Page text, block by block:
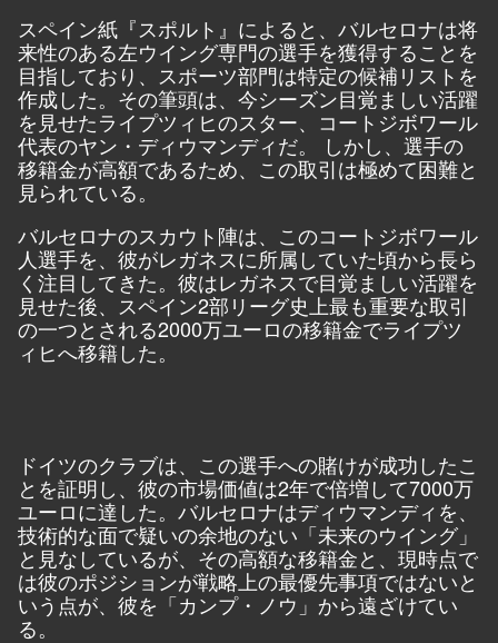
スペイン紙『スポルト』によると、バルセロナは将
来性のある左ウイング専門の選手を獲得することを
目指しており、スポーツ部門は特定の候補リストを
作成した。その筆頭は、今シーズン目覚ましい活躍
を見せたライプツィヒのスター、コートジボワール
代表のヤン・ディウマンディだ。 しかし、選手の
移籍金が高額であるため、この取引は極めて困難と
見られている。
バルセロナのスカウト陣は、このコートジボワール
人選手を、彼がレガネスに所属していた頃から長ら
く注目してきた。彼はレガネスで目覚ましい活躍を
見せた後、スペイン2部リーグ史上最も重要な取引
の一つとされる2000万ユーロの移籍金でライプツ
ィヒへ移籍した。
ドイツのクラブは、この選手への賭けが成功したこ
とを証明し、彼の市場価値は2年で倍増して7000万
ユーロに達した。バルセロナはディウマンディを、
技術的な面で疑いの余地のない「未来のウイング」
と見なしているが、その高額な移籍金と、現時点で
は彼のポジションが戦略上の最優先事項ではないと
いう点が、彼を「カンプ・ノウ」から遠ざけてい
る。